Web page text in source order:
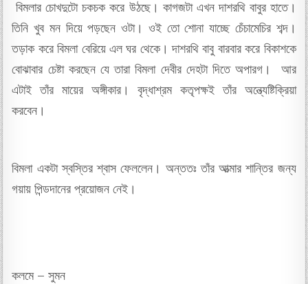
বিমলার চোখদুটো চকচক করে উঠছে। কাগজটা এখন দাশরথি বাবুর হাতে।
তিনি খুব মন দিয়ে পড়ছেন ওটা। ওই তো শোনা যাচ্ছে চেঁচামেচির শব্দ।
তড়াক করে বিমলা বেরিয়ে এল ঘর থেকে। দাশরথি বাবু বারবার করে বিকাশকে
বোঝাবার চেষ্টা করছেন যে তারা বিমলা দেবীর দেহটা দিতে অপারগ। আর
এটাই তাঁর মায়ের অঙ্গীকার। বৃদ্ধাশ্রম কতৃপক্ষই তাঁর অন্ত্যেষ্টিক্রিয়া
করবেন।
বিমলা একটা স্বস্তির শ্বাস ফেললেন। অন্ততঃ তাঁর আত্মার শান্তির জন্য
গয়ায় পিন্ডদানের প্রয়োজন নেই।
কলমে – সুমন